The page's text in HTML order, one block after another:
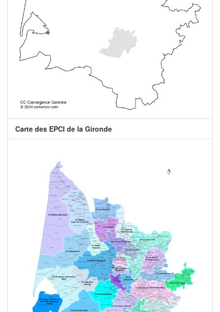
Carte des EPCI de la Gironde